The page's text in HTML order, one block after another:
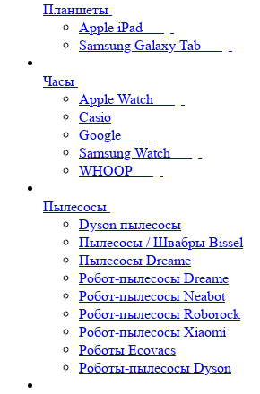
Планшеты
Apple iPad
Samsung Galaxy Tab
Часы
Apple Watch
Casio
Google
Samsung Watch
WHOOP
Пылесосы
Dyson пылесосы
Пылесосы / Швабры Bissel
Пылесосы Dreame
Робот-пылесосы Dreame
Робот-пылесосы Neabot
Робот-пылесосы Roborock
Робот-пылесосы Xiaomi
Роботы Ecovacs
Роботы-пылесосы Dyson